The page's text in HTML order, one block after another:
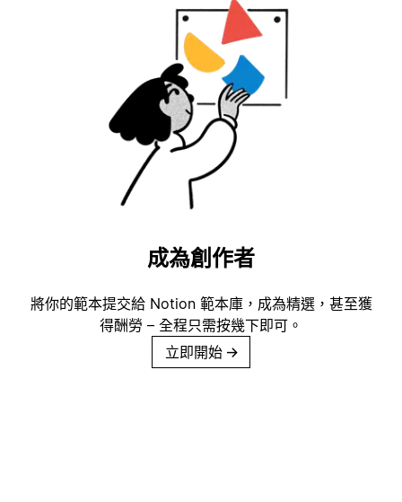
成為創作者
將你的範本提交給 Notion 範本庫，成為精選，甚至獲
得酬勞 – 全程只需按幾下即可。
立即開始 →